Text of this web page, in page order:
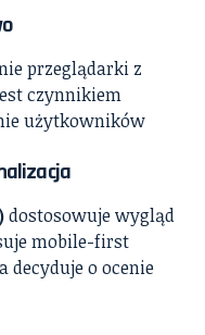
przeglądarki z
czynnikiem
użytkowników
dostosowuje wygląd
mobile-first
decyduje o ocenie